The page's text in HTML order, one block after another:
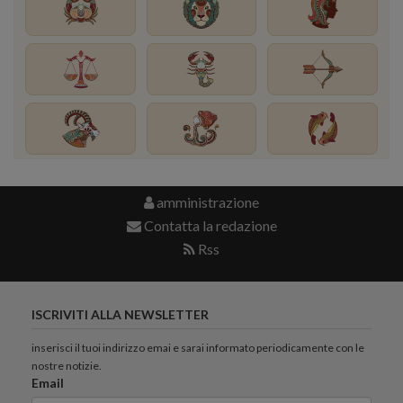
amministrazione
Contatta la redazione
Rss
ISCRIVITI ALLA NEWSLETTER
inserisci il tuoi indirizzo emai e sarai informato periodicamente con le
nostre notizie.
Email